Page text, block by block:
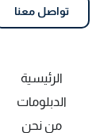
تواصل معنا
الرئيسية
الدبلومات
من نحن